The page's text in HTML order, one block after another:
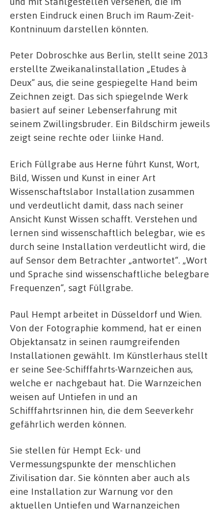
ersten Eindruck einen Bruch im Raum-Zeit-
Kontninuum darstellen könnten.
Peter Dobroschke aus Berlin, stellt seine 2013
erstellte Zweikanalinstallation „Etudes à
Deux“ aus, die seine gespiegelte Hand beim
Zeichnen zeigt. Das sich spiegelnde Werk
basiert auf seiner Lebenserfahrung mit
seinem Zwillingsbruder. Ein Bildschirm jeweils
zeigt seine rechte oder liinke Hand.
Erich Füllgrabe aus Herne führt Kunst, Wort,
Bild, Wissen und Kunst in einer Art
Wissenschaftslabor Installation zusammen
und verdeutlicht damit, dass nach seiner
Ansicht Kunst Wissen schafft. Verstehen und
lernen sind wissenschaftlich belegbar, wie es
durch seine Installation verdeutlicht wird, die
auf Sensor dem Betrachter „antwortet“. „Wort
und Sprache sind wissenschaftliche belegbare
Frequenzen“, sagt Füllgrabe.
Paul Hempt arbeitet in Düsseldorf und Wien.
Von der Fotographie kommend, hat er einen
Objektansatz in seinen raumgreifenden
Installationen gewählt. Im Künstlerhaus stellt
er seine See-Schifffahrts-Warnzeichen aus,
welche er nachgebaut hat. Die Warnzeichen
weisen auf Untiefen in und an
Schifffahrtsrinnen hin, die dem Seeverkehr
gefährlich werden können.
Sie stellen für Hempt Eck- und
Vermessungspunkte der menschlichen
Zivilisation dar. Sie könnten aber auch als
eine Installation zur Warnung vor den
aktuellen Untiefen und Warnanzeichen